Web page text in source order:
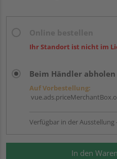
Ihr Standort ist nicht im
Beim Händler abholen
Auf Vorbestellung:
Verfügbar in der Ausstellung
In den